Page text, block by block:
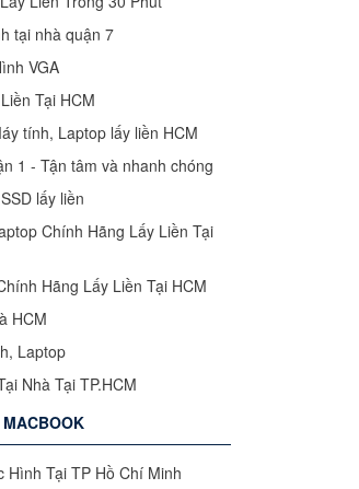
tại nhà quận 7
VGA
Tại HCM
tính, Laptop lấy liền HCM
1 - Tận tâm và nhanh chóng
lấy liền
Chính Hãng Lấy Liền Tại
Hãng Lấy Liền Tại HCM
HCM
Laptop
Nhà Tại TP.HCM
Hình Tại TP Hồ Chí Minh